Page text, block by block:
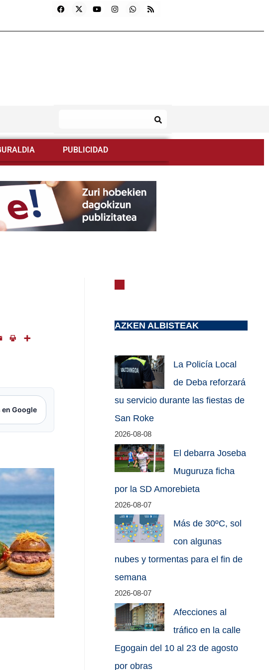
PUBLICIDAD
Google
AZKEN ALBISTEAK
La Policía Local
de Deba reforzará
su servicio durante las fiestas de
San Roke
2026-08-08
El debarra Joseba
Muguruza ficha
por la SD Amorebieta
2026-08-07
Más de 30ºC, sol
con algunas
nubes y tormentas para el fin de
semana
2026-08-07
Afecciones al
tráfico en la calle
Egogain del 10 al 23 de agosto
por obras